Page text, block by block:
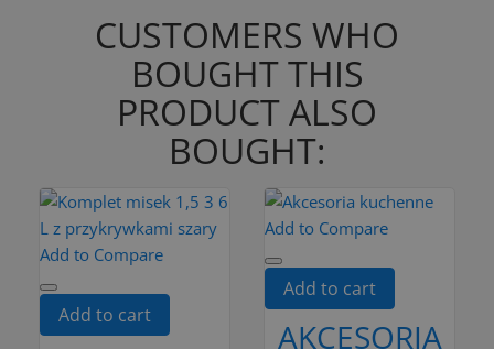
CUSTOMERS WHO
BOUGHT THIS
PRODUCT ALSO
BOUGHT:
Add to Compare
Add to cart
Add to Compare
Add to cart
AKCESORIA